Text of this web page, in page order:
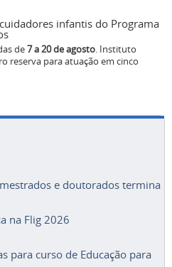
infantis do Programa
de7 a 20 de agosto. Instituto
reserva para atuação em cinco
e doutorados termina
na Flig 2026
para curso de Educação para